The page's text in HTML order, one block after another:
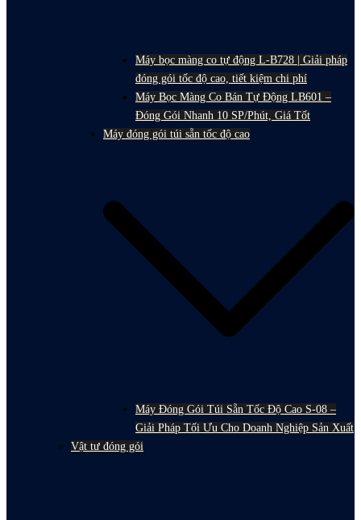
Máy bọc màng co tự động L-B728 | Giải pháp
đóng gói tốc độ cao, tiết kiệm chi phí
Máy Bọc Màng Co Bán Tự Động LB601 –
Đóng Gói Nhanh 10 SP/Phút, Giá Tốt
Máy đóng gói túi sẵn tốc độ cao
Máy Đóng Gói Túi Sẵn Tốc Độ Cao S-08 –
Giải Pháp Tối Ưu Cho Doanh Nghiệp Sản Xuất
Vật tư đóng gói